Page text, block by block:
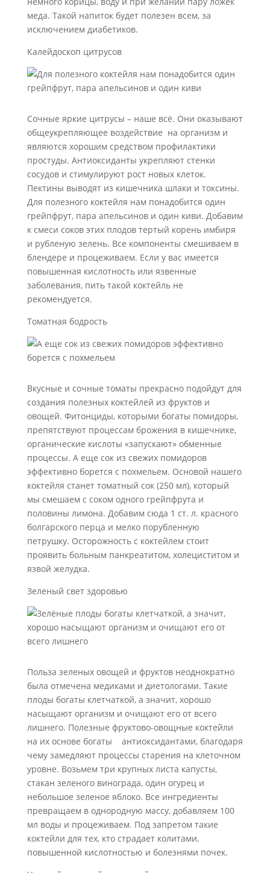
меда. Такой напиток будет полезен всем, за
исключением диабетиков.
Калейдоскоп цитрусов
Сочные яркие цитрусы – наше всё. Они оказывают
общеукрепляющее воздействие на организм и
являются хорошим средством профилактики
простуды. Антиоксиданты укрепляют стенки
сосудов и стимулируют рост новых клеток.
Пектины выводят из кишечника шлаки и токсины.
Для полезного коктейля нам понадобится один
грейпфрут, пара апельсинов и один киви. Добавим
к смеси соков этих плодов тертый корень имбиря
и рубленую зелень. Все компоненты смешиваем в
блендере и процеживаем. Если у вас имеется
повышенная кислотность или язвенные
заболевания, пить такой коктейль не
рекомендуется.
Томатная бодрость
Вкусные и сочные томаты прекрасно подойдут для
создания полезных коктейлей из фруктов и
овощей. Фитонциды, которыми богаты помидоры,
препятствуют процессам брожения в кишечнике,
органические кислоты «запускают» обменные
процессы. А еще сок из свежих помидоров
эффективно борется с похмельем. Основой нашего
коктейля станет томатный сок (250 мл), который
мы смешаем с соком одного грейпфрута и
половины лимона. Добавим сюда 1 ст. л. красного
болгарского перца и мелко порубленную
петрушку. Осторожность с коктейлем стоит
проявить больным панкреатитом, холециститом и
язвой желудка.
Зеленый свет здоровью
Польза зеленых овощей и фруктов неоднократно
была отмечена медиками и диетологами. Такие
плоды богаты клетчаткой, а значит, хорошо
насыщают организм и очищают его от всего
лишнего. Полезные фруктово-овощные коктейли
на их основе богаты антиоксидантами, благодаря
чему замедляют процессы старения на клеточном
уровне. Возьмем три крупных листа капусты,
стакан зеленого винограда, один огурец и
небольшое зеленое яблоко. Все ингредиенты
превращаем в однородную массу, добавляем 100
мл воды и процеживаем. Под запретом такие
коктейли для тех, кто страдает колитами,
повышенной кислотностью и болезнями почек.